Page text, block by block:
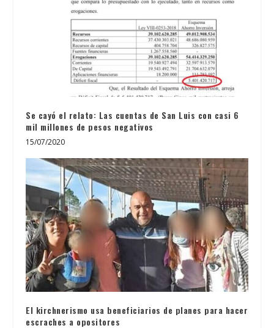
Se cayó el relato: Las cuentas de San Luis con casi 6
mil millones de pesos negativos
15/07/2020
El kirchnerismo usa beneficiarios de planes para hacer
escraches a opositores